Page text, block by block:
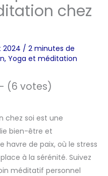
chez
2024 / 2 minutes de
, Yoga et méditation
(6 votes)
chez soi est une
bien-être et
havre de paix, où le stress
à la sérénité. Suivez
méditatif personnel